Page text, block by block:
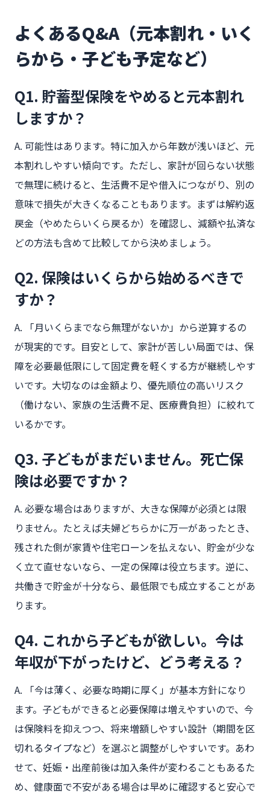
よくあるQ&A（元本割れ・いく
らから・子ども予定など）
Q1. 貯蓄型保険をやめると元本割れ
しますか？
A. 可能性はあります。特に加入から年数が浅いほど、元
本割れしやすい傾向です。ただし、家計が回らない状態
で無理に続けると、生活費不足や借入につながり、別の
意味で損失が大きくなることもあります。まずは解約返
戻金（やめたらいくら戻るか）を確認し、減額や払済な
どの方法も含めて比較してから決めましょう。
Q2. 保険はいくらから始めるべきで
すか？
A. 「月いくらまでなら無理がないか」から逆算するの
が現実的です。目安として、家計が苦しい局面では、保
障を必要最低限にして固定費を軽くする方が継続しやす
いです。大切なのは金額より、優先順位の高いリスク
（働けない、家族の生活費不足、医療費負担）に絞れて
いるかです。
Q3. 子どもがまだいません。死亡保
険は必要ですか？
A. 必要な場合はありますが、大きな保障が必須とは限
りません。たとえば夫婦どちらかに万一があったとき、
残された側が家賃や住宅ローンを払えない、貯金が少な
く立て直せないなら、一定の保障は役立ちます。逆に、
共働きで貯金が十分なら、最低限でも成立することがあ
ります。
Q4. これから子どもが欲しい。今は
年収が下がったけど、どう考える？
A. 「今は薄く、必要な時期に厚く」が基本方針になり
ます。子どもができると必要保障は増えやすいので、今
は保険料を抑えつつ、将来増額しやすい設計（期間を区
切れるタイプなど）を選ぶと調整がしやすいです。あわ
せて、妊娠・出産前後は加入条件が変わることもあるた
め、健康面で不安がある場合は早めに確認すると安心で